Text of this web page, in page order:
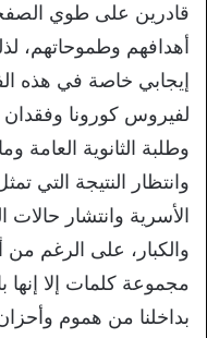
قادرين على طوي
أهدافهم وطموحاتهم،
إيجابي خاصة في هذه
لفيروس كورونا
وطلبة الثانوية العامة
وانتظار النتيجة التي
الأسرية وانتشار
والكبار، على الرغم من
مجموعة كلمات إلا إنها
بداخلنا من هموم